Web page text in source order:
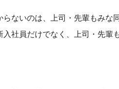
ないのは、上司・先輩もみな同
社員だけでなく、上司・先輩